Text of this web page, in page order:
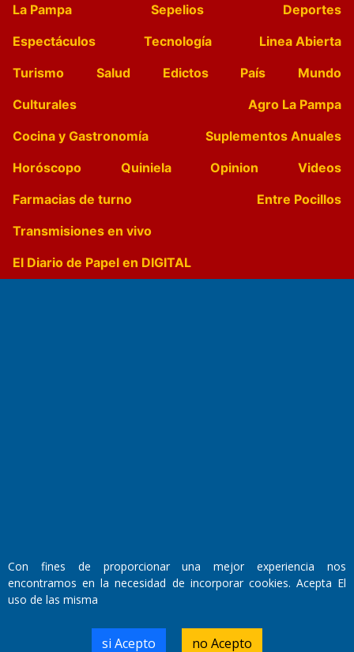
La Pampa Sepelios
Deportes
Espectáculos
Tecnología
Linea Abierta
Turismo
Salud Edictos País
Mundo
Culturales
Agro La Pampa
Cocina y Gastronomía
Suplementos Anuales
Horóscopo
Quiniela Opinion
Videos
Farmacias de turno
Entre Pocillos
Transmisiones en vivo
El Diario de Papel en DIGITAL
Director Periodístico:
Walter René Goñi
Domicilio Legal: José Ingenieros 855,
Santa Rosa, La Pampa.
Con fines de proporcionar una mejor experiencia nos
encontramos en la necesidad de incorporar cookies. Acepta El
uso de las misma
si Acepto no Acepto